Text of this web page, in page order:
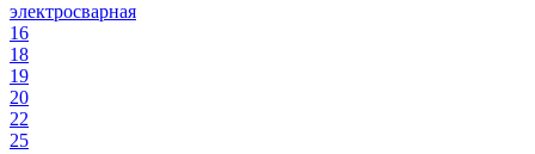
электросварная
16
18
19
20
22
25